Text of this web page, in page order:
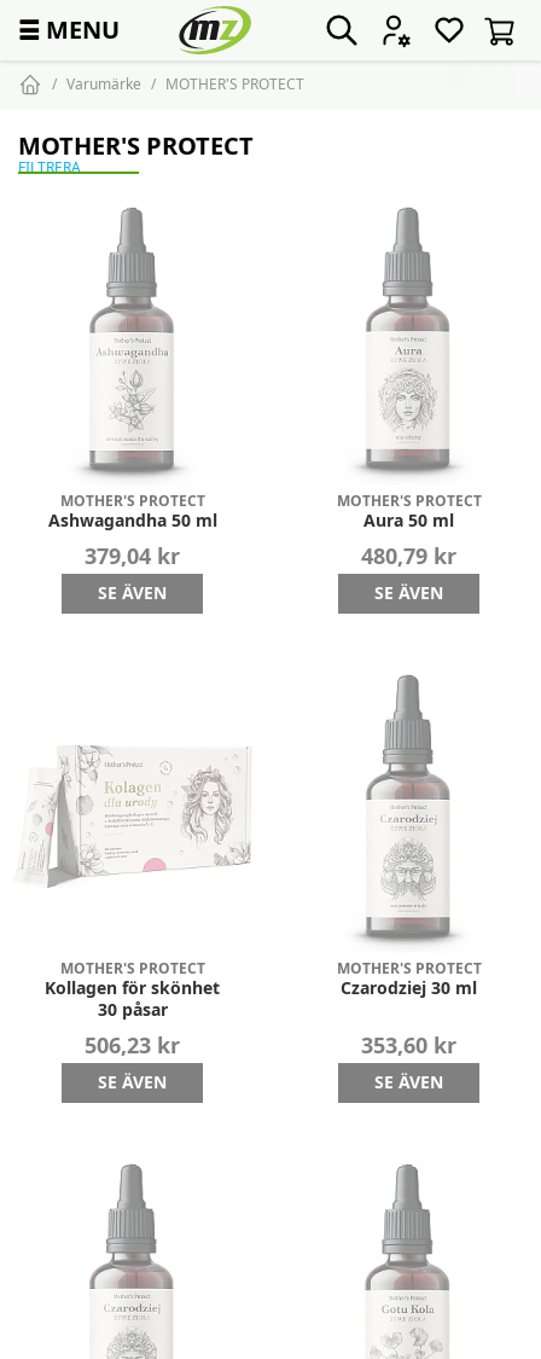
☰ MENU
Varumärke MOTHER'S PROTECT
MOTHER'S PROTECT
FILTRERA
MOTHER'S PROTECT
Ashwagandha 50 ml
379,04 kr
SE ÄVEN
MOTHER'S PROTECT
Aura 50 ml
480,79 kr
SE ÄVEN
MOTHER'S PROTECT
Kollagen för skönhet
30 påsar
506,23 kr
SE ÄVEN
MOTHER'S PROTECT
Czarodziej 30 ml
353,60 kr
SE ÄVEN